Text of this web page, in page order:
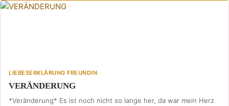
LIEBESERKLÄRUNG FREUNDIN
VERÄNDERUNG
*Veränderung* Es ist noch nicht so lange her, da war mein Herz